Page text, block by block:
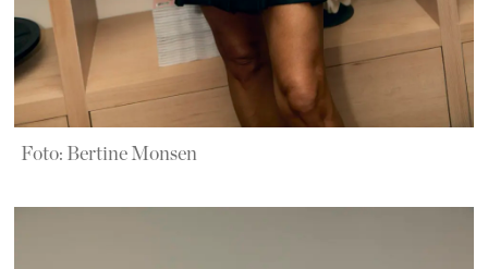
Foto: Bertine Monsen